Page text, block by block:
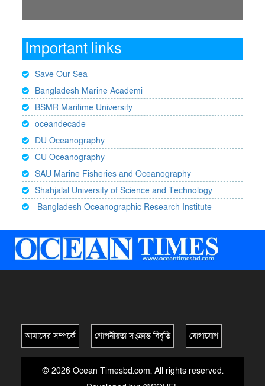
Important links
Save Our Sea
Bangladesh Marine Academi
BSMR Maritime University
oceandecade
DU Oceanography
CU Oceanography
SAU Marine Fisheries and Oceanography
Shahjalal University of Science and Technology
Bangladesh Oceanographic Research Institute
আমাদের সম্পর্কে গোপনীয়তা সংক্রান্ত বিবৃতি যোগাযোগ
© 2026 Ocean Timesbd.com. All rights reserved.